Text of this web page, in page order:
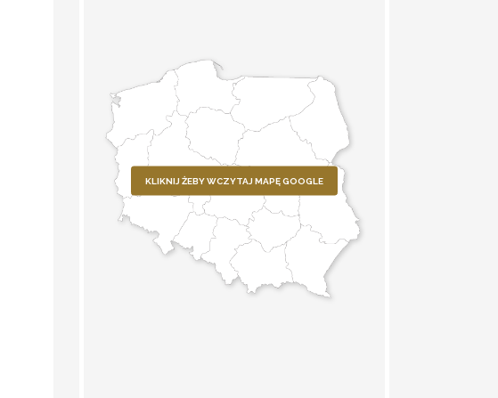
KLIKNIJ ŻEBY WCZYTAJ MAPĘ GOOGLE